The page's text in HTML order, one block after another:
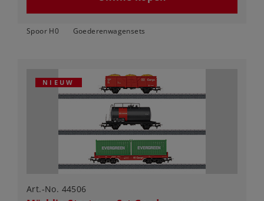
Spoor H0 Goederenwagensets
NIEUW
Art.-No. 44506